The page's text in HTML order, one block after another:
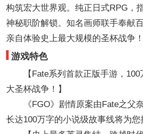
构筑宏大世界观。纯正日式RPG，
神秘职阶解锁。知名画师联手奉献
亲自体验史上最大规模的圣杯战争！
游戏特色
【Fate系列首款正版手游，100
大圣杯战争！】
《FGO》剧情原案由Fate之父奈
长达100万字的小说级故事线将为您